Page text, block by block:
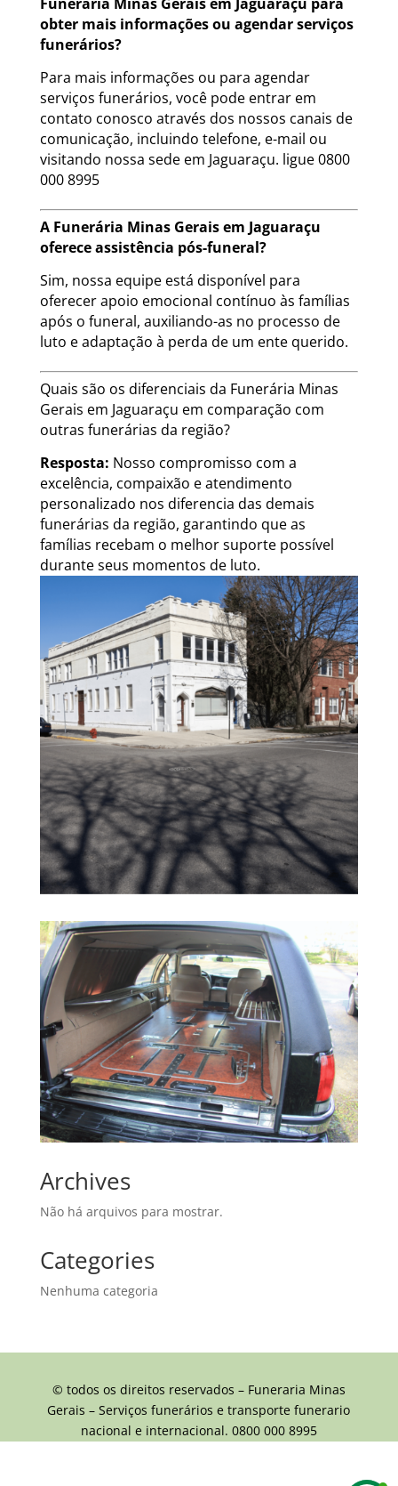
obter mais informações ou agendar serviços
funerários?
Para mais informações ou para agendar
serviços funerários, você pode entrar em
contato conosco através dos nossos canais de
comunicação, incluindo telefone, e-mail ou
visitando nossa sede em Jaguaraçu. ligue 0800
000 8995
A Funerária Minas Gerais em Jaguaraçu
oferece assistência pós-funeral?
Sim, nossa equipe está disponível para
oferecer apoio emocional contínuo às famílias
após o funeral, auxiliando-as no processo de
luto e adaptação à perda de um ente querido.
Quais são os diferenciais da Funerária Minas
Gerais em Jaguaraçu em comparação com
outras funerárias da região?
Resposta: Nosso compromisso com a
excelência, compaixão e atendimento
personalizado nos diferencia das demais
funerárias da região, garantindo que as
famílias recebam o melhor suporte possível
durante seus momentos de luto.
Archives
Não há arquivos para mostrar.
Categories
Nenhuma categoria
© todos os direitos reservados – Funeraria Minas
Gerais – Serviços funerários e transporte funerario
nacional e internacional. 0800 000 8995